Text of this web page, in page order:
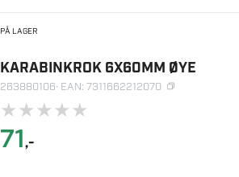
PÅ LAGER
KARABINKROK 6X60MM ØYE
263880106· EAN: 7311662212070
★★★★★
71,-